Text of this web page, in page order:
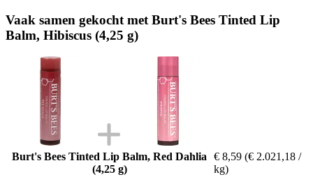
Vaak samen gekocht met Burt's Bees Tinted Lip
Balm, Hibiscus (4,25 g)
Burt's Bees Tinted Lip Balm, Red Dahlia
(4,25 g)
€ 8,59 (€ 2.021,18 /
kg)